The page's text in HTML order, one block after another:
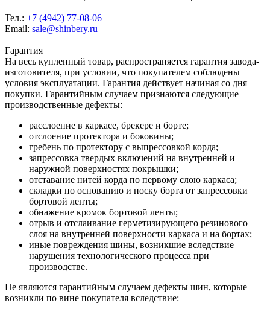
Тел.: +7 (4942) 77-08-06
Email: sale@shinbery.ru
Гарантия
На весь купленный товар, распространяется гарантия завода-
изготовителя, при условии, что покупателем соблюдены
условия эксплуатации. Гарантия действует начиная со дня
покупки. Гарантийным случаем признаются следующие
производственные дефекты:
расслоение в каркасе, брекере и борте;
отслоение протектора и боковины;
гребень по протектору с выпрессовкой корда;
запрессовка твердых включений на внутренней и
наружной поверхностях покрышки;
отставание нитей корда по первому слою каркаса;
складки по основанию и носку борта от запрессовки
бортовой ленты;
обнажение кромок бортовой ленты;
отрыв и отслаивание герметизирующего резинового
слоя на внутренней поверхности каркаса и на бортах;
иные повреждения шины, возникшие вследствие
нарушения технологического процесса при
производстве.
Не являются гарантийным случаем дефекты шин, которые
возникли по вине покупателя вследствие: